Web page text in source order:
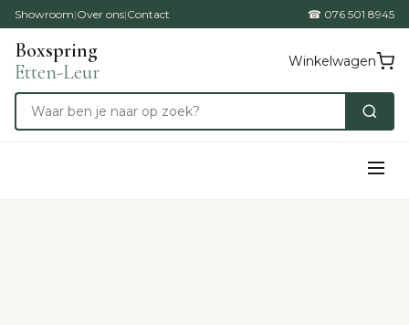
Showroom|Over ons|Contact ☎ 076 501 8945
Boxspring
Etten-Leur
Winkelwagen